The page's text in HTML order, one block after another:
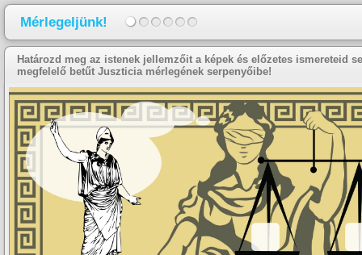
Mérlegeljünk!
Határozd meg az istenek jellemzőit a képek és előzetes ismereteid
megfelelő betűt Juszticia mérlegének serpenyőibe!